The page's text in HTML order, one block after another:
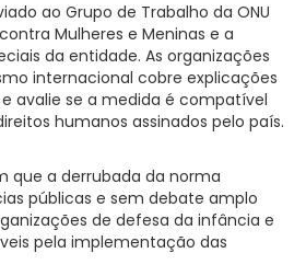
ao Grupo de Trabalho da ONU
Mulheres e Meninas e a
da entidade. As organizações
internacional cobre explicações
avalie se a medida é compatível
humanos assinados pelo país.
que a derrubada da norma
públicas e sem debate amplo
de defesa da infância e
pela implementação das